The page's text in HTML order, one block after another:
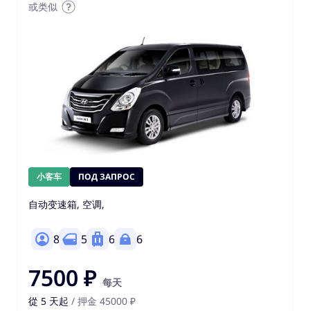
或类似
小客车 ПОД ЗАПРОС
自动变速箱, 空调,
8 5 6 6
7500 ₽ 每天
從 5 天起 / 押金 45000 ₽